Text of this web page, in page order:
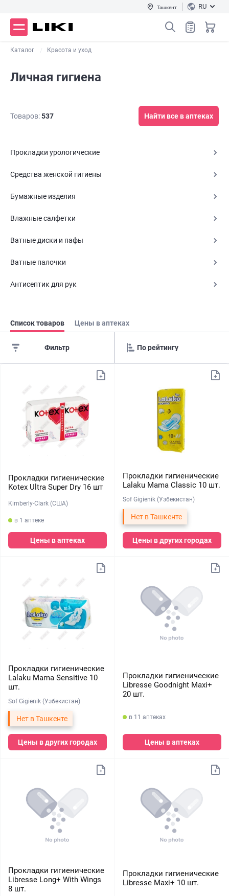
Ташкент RU
Каталог Красота и уход
Личная гигиена
Товаров:537 Найти все в аптеках
Прокладки урологические
Средства женской гигиены
Бумажные изделия
Влажные салфетки
Ватные диски и пафы
Ватные палочки
Антисептик для рук
Список товаров Цены в аптеках
Фильтр
Прокладки гигиенические
Kotex Ultra Super Dry 16 шт
Kimberly-Clark (США)
в 1 аптеке
Цены в аптеках
Прокладки гигиенические
Lalaku Mama Classic 10 шт.
Sof Gigienik (Узбекистан)
Нет в Ташкенте
Цены в других городах
Прокладки гигиенические
Lalaku Mama Sensitive 10
шт.
Sof Gigienik (Узбекистан)
Нет в Ташкенте
Цены в других городах
Прокладки гигиенические
Libresse Goodnight Maxi+
20 шт.
в 11 аптеках
Цены в аптеках
Прокладки гигиенические
Libresse Long+ With Wings
8 шт.
Прокладки гигиенические
Libresse Maxi+ 10 шт.